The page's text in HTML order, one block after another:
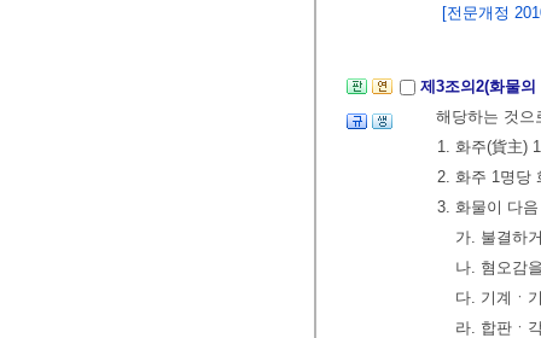
[전문개정
제3조의2(화물
해당하는 것으
1. 화주(貨主)
2. 화주 1명당
3. 화물이 다
가. 불결하
나. 혐오감
다. 기계ㆍ
라. 합판ㆍ